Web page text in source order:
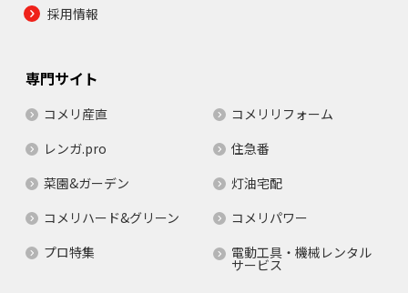
採用情報
専門サイト
コメリ産直
コメリリフォーム
レンガ.pro
住急番
菜園&ガーデン
灯油宅配
コメリハード&グリーン
コメリパワー
プロ特集
電動工具・機械レンタル
サービス